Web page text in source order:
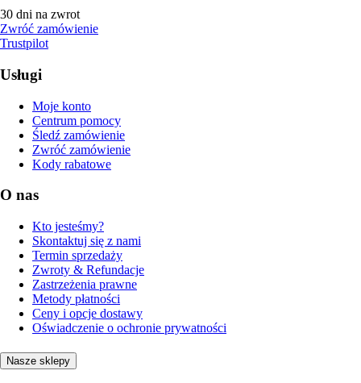
30 dni na zwrot
Zwróć zamówienie
Trustpilot
Usługi
Moje konto
Centrum pomocy
Śledź zamówienie
Zwróć zamówienie
Kody rabatowe
O nas
Kto jesteśmy?
Skontaktuj się z nami
Termin sprzedaży
Zwroty & Refundacje
Zastrzeżenia prawne
Metody płatności
Ceny i opcje dostawy
Oświadczenie o ochronie prywatności
Nasze sklepy